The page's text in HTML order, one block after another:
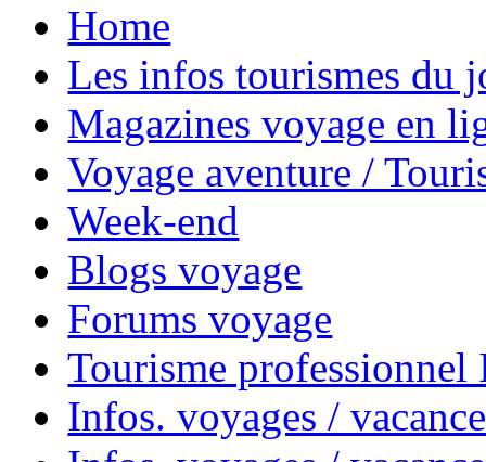
Home
Les infos tourismes du
Magazines voyage en
Voyage aventure /
Week-end
Blogs voyage
Forums voyage
Tourisme
Infos. voyages /